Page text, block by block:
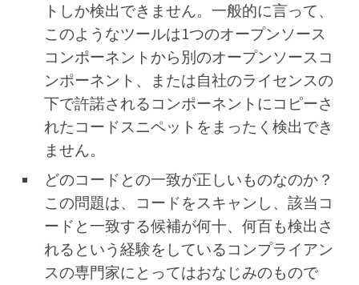
トしか検出できません。一般的に言って、
このようなツールは1つのオープンソース
コンポーネントから別のオープンソースコ
ンポーネント、または自社のライセンスの
下で許諾されるコンポーネントにコピーさ
れたコードスニペットをまったく検出でき
ません。
どのコードとの一致が正しいものなのか？
この問題は、コードをスキャンし、該当コ
ードと一致する候補が何十、何百も検出さ
れるという経験をしているコンプライアン
スの専門家にとってはおなじみのもので